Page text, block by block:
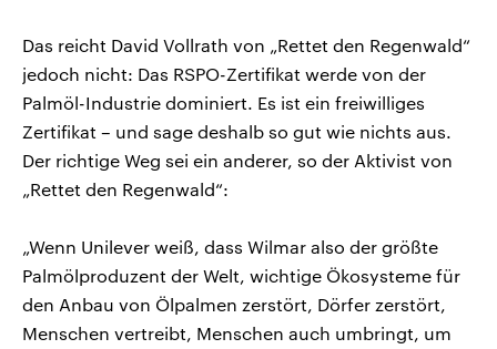
Das reicht David Vollrath von „Rettet den Regenwald“
jedoch nicht: Das RSPO-Zertifikat werde von der
Palmöl-Industrie dominiert. Es ist ein freiwilliges
Zertifikat – und sage deshalb so gut wie nichts aus.
Der richtige Weg sei ein anderer, so der Aktivist von
„Rettet den Regenwald“:
„Wenn Unilever weiß, dass Wilmar also der größte
Palmölproduzent der Welt, wichtige Ökosysteme für
den Anbau von Ölpalmen zerstört, Dörfer zerstört,
Menschen vertreibt, Menschen auch umbringt, um